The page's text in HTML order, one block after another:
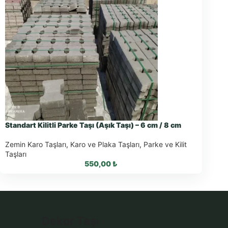
Standart Kilitli Parke Taşı (Aşık Taşı) – 6 cm / 8 cm
Zemin Karo Taşları, Karo ve Plaka Taşları, Parke ve Kilit
Taşları
550,00₺